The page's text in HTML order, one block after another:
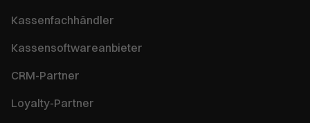
Kassenfachhändler
Kassensoftwareanbieter
CRM-Partner
Loyalty-Partner